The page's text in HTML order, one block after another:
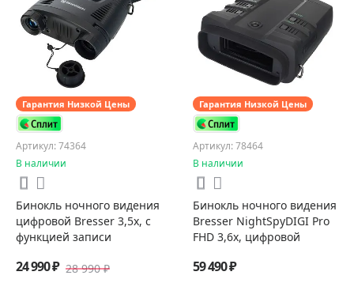
Гарантия Низкой Цены
Артикул: 74364
В наличии
Бинокль ночного видения
цифровой Bresser 3,5х, с
функцией записи
24 990 ₽ 28 990 ₽
Гарантия Низкой Цены
Артикул: 78464
В наличии
Бинокль ночного видения
Bresser NightSpyDIGI Pro
FHD 3,6x, цифровой
59 490 ₽